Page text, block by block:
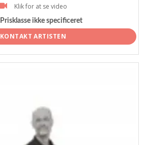
Klik for at se video
Prisklasse ikke specificeret
KONTAKT ARTISTEN